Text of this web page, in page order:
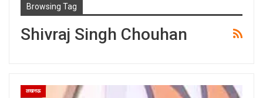
Browsing Tag
Shivraj Singh Chouhan
लखनऊ